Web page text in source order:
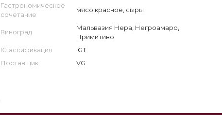
Гастрономическое
сочетание
мясо красное сыры
Виноград
Мальвазия Нера Негроамаро
Примитиво
Классификация
IGT
Поставщик
VG